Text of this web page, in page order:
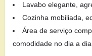
Lavabo elegante,
Cozinha mobiliada,
Área de serviço
comodidade no dia a dia.